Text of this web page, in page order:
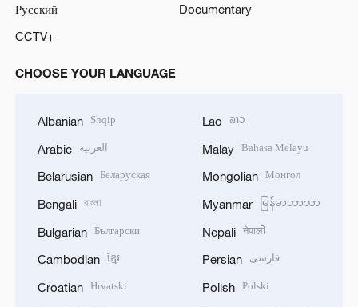
Русский
Documentary
CCTV+
CHOOSE YOUR LANGUAGE
Albanian Shqip
Arabic العربية
Belarusian Беларуская
Bengali বাংলা
Bulgarian Български
Cambodian ខ្មែរ
Croatian Hrvatski
Lao ລາວ
Malay Bahasa Melayu
Mongolian Монгол
Myanmar မြန်မာဘာသာ
Nepali नेपाली
Persian فارسی
Polish Polski